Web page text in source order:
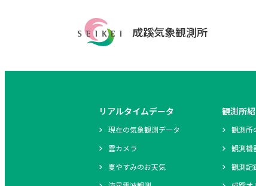
成蹊気象観測所
リアルタイムデータ
現在の気象観測データ
雲カメラ
夏やすみのお天気
観測所
観測所
観測機
観測記